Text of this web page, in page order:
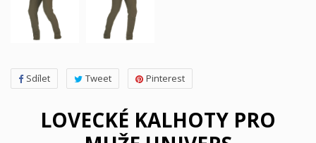
Sdílet Tweet Pinterest
LOVECKÉ KALHOTY PRO